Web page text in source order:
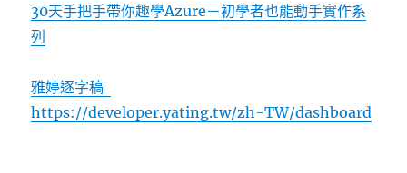
30天手把手帶你趣學Azure－初學者也能動手實作系
列
雅婷逐字稿
https://developer.yating.tw/zh-TW/dashboard